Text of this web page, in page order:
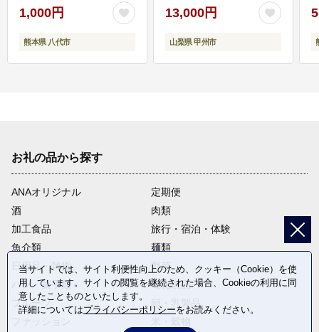
1,000円
熊本県 八代市
13,000円
山梨県 甲州市
お礼の品から探す
ANAオリジナル
定期便
酒
肉類
加工食品
旅行・宿泊・体験
魚介類
麺類
日用品・雑貨
野菜
パン・菓子類
電化製品
フルーツ
卵・乳製品
当サイトでは、サイト利便性向上のため、クッキー（Cookie）を使
用しています。サイトの閲覧を継続された場合、Cookieの利用に同
意したことものといたします。
詳細についてはプライバシーポリシーをお読みください。